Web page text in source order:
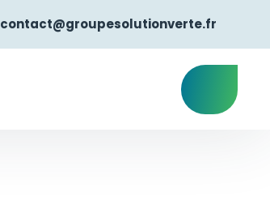
contact@groupesolutionverte.fr